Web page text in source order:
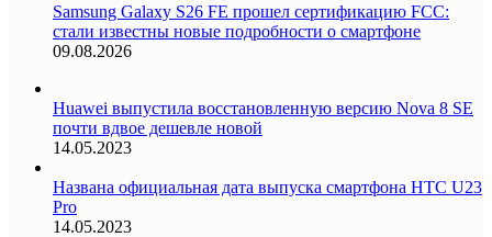
Samsung Galaxy S26 FE прошел сертификацию FCC:
стали известны новые подробности о смартфоне
09.08.2026
Huawei выпустила восстановленную версию Nova 8 SE
почти вдвое дешевле новой
14.05.2023
Названа официальная дата выпуска смартфона HTC U23
Pro
14.05.2023